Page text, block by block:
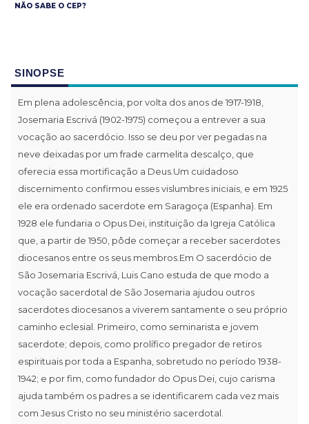
NÃO SABE O CEP?
SINOPSE
Em plena adolescência, por volta dos anos de 1917-1918,
Josemaria Escrivá (1902-1975) começou a entrever a sua
vocação ao sacerdócio. Isso se deu por ver pegadas na
neve deixadas por um frade carmelita descalço, que
oferecia essa mortificação a Deus.Um cuidadoso
discernimento confirmou esses vislumbres iniciais, e em 1925
ele era ordenado sacerdote em Saragoça (Espanha). Em
1928 ele fundaria o Opus Dei, instituição da Igreja Católica
que, a partir de 1950, pôde começar a receber sacerdotes
diocesanos entre os seus membros.Em O sacerdócio de
São Josemaria Escrivá, Luis Cano estuda de que modo a
vocação sacerdotal de São Josemaria ajudou outros
sacerdotes diocesanos a viverem santamente o seu próprio
caminho eclesial. Primeiro, como seminarista e jovem
sacerdote; depois, como prolífico pregador de retiros
espirituais por toda a Espanha, sobretudo no período 1938-
1942; e por fim, como fundador do Opus Dei, cujo carisma
ajuda também os padres a se identificarem cada vez mais
com Jesus Cristo no seu ministério sacerdotal.